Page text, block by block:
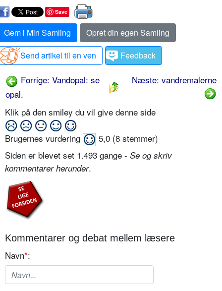
Save
Gem i Min Samling
Opret din egen Samling
Send artikel til en ven
Feedback
Forrige: Vandopal: se
opal.
Næste: vandremalerne
Klik på den smiley du vil give denne side
Brugernes vurdering 5,0 (8 stemmer)
Siden er blevet set 1.493 gange - Se og skriv
kommentarer herunder.
Kommentarer og debat mellem læsere
Navn*: